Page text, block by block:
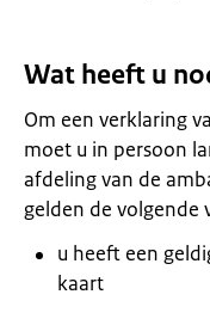
Wat heeft u
Om een verklaring
moet u in persoon
afdeling van de
gelden de volgende
u heeft een
kaart